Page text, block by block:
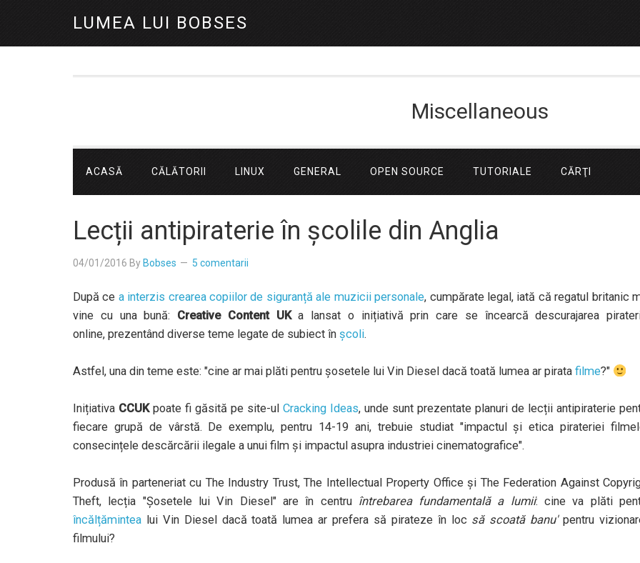
LUMEA LUI BOBSES
Miscellaneous
ACASĂ CĂLĂTORII LINUX GENERAL OPEN SOURCE TUTORIALE CĂRŢI
Lecții antipiraterie în școlile din Anglia
04/01/2016 By Bobses 5 comentarii
După ce a interzis crearea copiilor de siguranță ale muzicii personale, cumpărate legal, iată că regatul britanic
vine cu una bună: Creative Content UKa lansat o inițiativă prin care se încearcă descurajarea
online, prezentând diverse teme legate de subiect în școli.
Astfel, una din teme este: "cine ar mai plăti pentru șosetele lui Vin Diesel dacă toată lumea ar pirata filme?"
Inițiativa CCUKpoate fi găsită pe site-ul Cracking Ideas, unde sunt prezentate planuri de lecții antipiraterie
fiecare grupă de vârstă. De exemplu, pentru 14-19 ani, trebuie studiat "impactul și etica pirateriei
consecințele descărcării ilegale a unui film și impactul asupra industriei cinematografice".
Produsă în parteneriat cu The Industry Trust, The Intellectual Property Office și The Federation Against
Theft, lecția "Șosetele lui Vin Diesel" are în centru întrebarea fundamentală a lumii: cine va plăti
încălțămintea lui Vin Diesel dacă toată lumea ar prefera să pirateze în loc să scoată banu'pentru
filmului?